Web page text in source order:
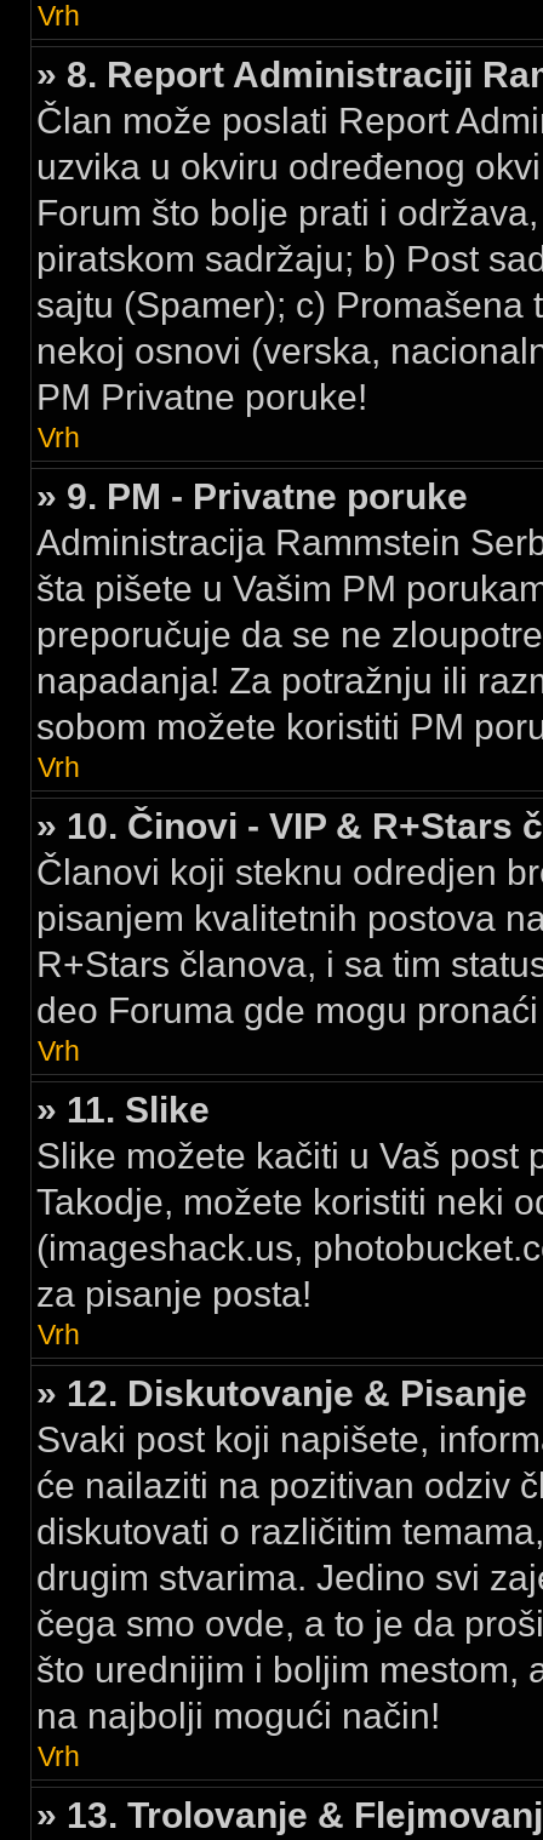
Vrh
» 8. Report Administraciji
Član može poslati Report
uzvika u okviru određenog
Forum što bolje prati i
piratskom sadržaju; b) Post
sajtu (Spamer); c) Promašena
nekoj osnovi (verska,
PM Privatne poruke!
Vrh
» 9. PM - Privatne poruke
Administracija Rammstein
šta pišete u Vašim PM
preporučuje da se ne
napadanja! Za potražnju ili
sobom možete koristiti PM
Vrh
» 10. Činovi - VIP & R+Stars
Članovi koji steknu odredjen
pisanjem kvalitetnih postova
R+Stars članova, i sa tim
deo Foruma gde mogu
Vrh
» 11. Slike
Slike možete kačiti u Vaš post
Takodje, možete koristiti neki
(imageshack.us,
za pisanje posta!
Vrh
» 12. Diskutovanje & Pisanje
Svaki post koji napišete,
će nailaziti na pozitivan odziv
diskutovati o različitim
drugim stvarima. Jedino svi
čega smo ovde, a to je da
što urednijim i boljim mestom,
na najbolji mogući način!
Vrh
» 13. Trolovanje &